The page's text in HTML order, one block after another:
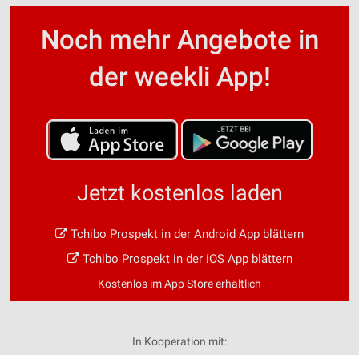
Noch mehr Angebote in
der weekli App!
Jetzt kostenlos laden
Tchibo Prospekt in der Android App blättern
Tchibo Prospekt in der iOS App blättern
Kostenlos im App Store erhältlich
In Kooperation mit: